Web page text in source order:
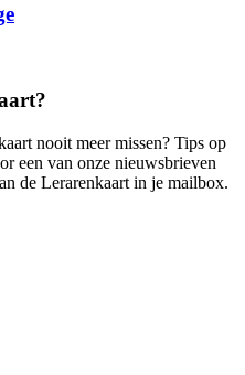
nooit meer missen? Tips op
een van onze nieuwsbrieven
de Lerarenkaart in je mailbox.